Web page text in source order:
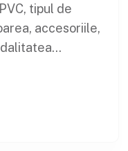
tipul de
accesoriile,